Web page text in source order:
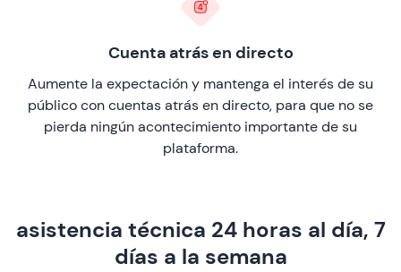
Cuenta atrás en directo
Aumente la expectación y mantenga el interés de su
público con cuentas atrás en directo, para que no se
pierda ningún acontecimiento importante de su
plataforma.
asistencia técnica 24 horas al día, 7
días a la semana